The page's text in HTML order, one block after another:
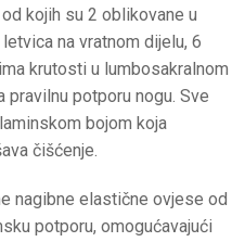
kojih su 2 oblikovane u
na vratnom dijelu, 6
krutosti u lumbosakralnom
potporu nogu. Sve
bojom koja
čišćenje.
nagibne elastične ovjese od
potporu, omogućavajući